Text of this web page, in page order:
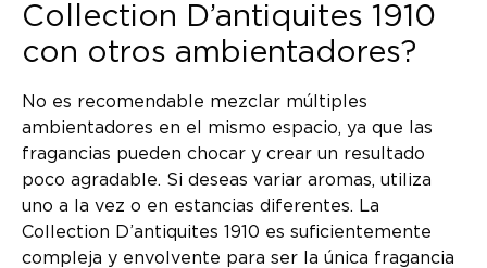
Collection D’antiquites 1910
con otros ambientadores?
No es recomendable mezclar múltiples
ambientadores en el mismo espacio, ya que las
fragancias pueden chocar y crear un resultado
poco agradable. Si deseas variar aromas, utiliza
uno a la vez o en estancias diferentes. La
Collection D’antiquites 1910 es suficientemente
compleja y envolvente para ser la única fragancia